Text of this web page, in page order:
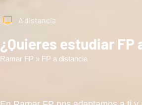
A distancia
¿Quieres estudiar FP
Ramar FP » FP a distancia